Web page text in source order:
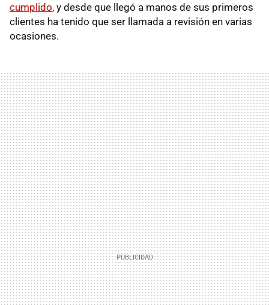
cumplido, y desde que llegó a manos de sus primeros
clientes ha tenido que ser llamada a revisión en varias
ocasiones.